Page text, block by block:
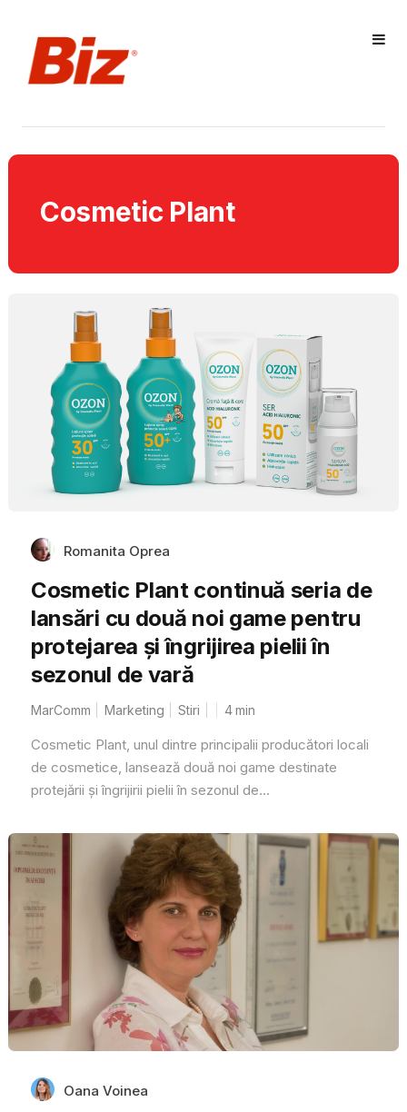
Cosmetic Plant
Romanita Oprea
Cosmetic Plant continuă seria de
lansări cu două noi game pentru
protejarea și îngrijirea pielii în
sezonul de vară
MarComm Marketing Stiri 4min
Cosmetic Plant, unul dintre principalii producători locali
de cosmetice, lansează două noi game destinate
protejării și îngrijirii pielii în sezonul de...
Oana Voinea